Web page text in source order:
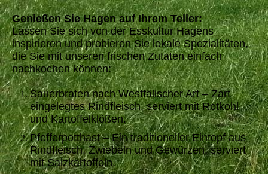
Genießen Sie Hagen auf Ihrem Teller:
Lassen Sie sich von der Esskultur Hagens
inspirieren und probieren Sie lokale Spezialitäten,
die Sie mit unseren frischen Zutaten einfach
nachkochen können:
Sauerbraten nach Westfälischer Art – Zart
eingelegtes Rindfleisch, serviert mit Rotkohl
und Kartoffelklößen.
Pfefferpotthast – Ein traditioneller Eintopf aus
Rindfleisch, Zwiebeln und Gewürzen, serviert
mit Salzkartoffeln.